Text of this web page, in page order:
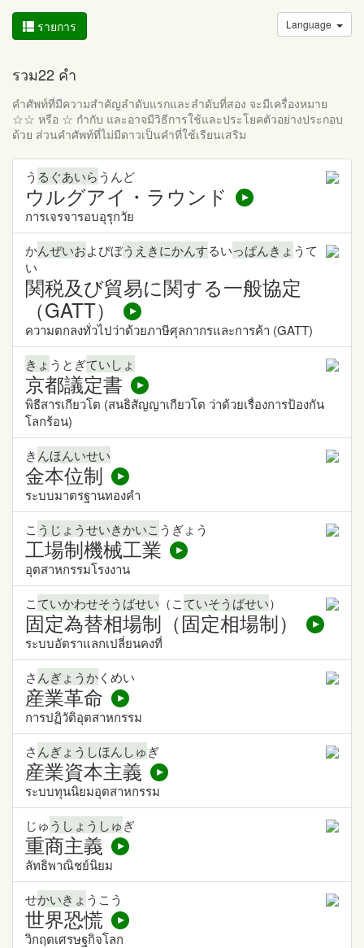
รายการ Language
รวม22 คำ
คำศัพท์ที่มีความสำคัญลำดับแรกและลำดับที่สอง จะมีเครื่องหมาย
☆☆ หรือ ☆ กำกับ และอาจมีวิธีการใช้และประโยคตัวอย่างประกอบ
ด้วย ส่วนคำศัพท์ที่ไม่มีดาวเป็นคำที่ใช้เรียนเสริม
う るぐあいらうんど
ウルグアイ・ラウンド
การเจรจารอบอุรุกวัย
かんぜいおよびぼうえきにかんするいっぱんきょ うて
い
関税及び貿易に関する一般協定
（GATT）
ความตกลงทั่วไปว่าด้วยภาษีศุลกากรและการค้า (GATT)
きょ うとぎていしょ
京都議定書
พิธีสารเกียวโต (สนธิสัญญาเกียวโต ว่าด้วยเรื่องการป้องกัน
โลกร้อน)
き んほんいせい
金本位制
ระบบมาตรฐานทองคำ
こ うじょうせいきかいこ うぎょう
工場制機械工業
อุตสาหกรรมโรงงาน
こていかわせそうばせい （こていそうばせい）
固定為替相場制（固定相場制）
ระบบอัตราแลกเปลี่ยนคงที่
さ んぎょうかくめい
産業革命
การปฏิวัติอุตสาหกรรม
さ んぎょうしほんしゅぎ
産業資本主義
ระบบทุนนิยมอุตสาหกรรม
じゅうしょうしゅぎ
重商主義
ลัทธิพาณิชย์นิยม
せかいきょ うこう
世界恐慌
วิกฤตเศรษฐกิจโลก